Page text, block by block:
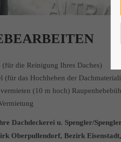
die Reinigung Ihres Daches)
(für das Hochheben der
(10 m hoch)
Dachdeckerei u. Spengler/
Oberpullendorf, Bezirk Eisenstadt,